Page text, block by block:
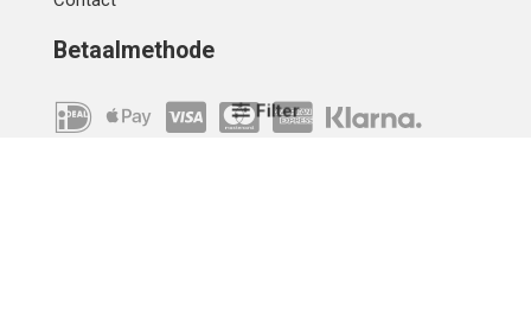
Filter
Betaalmethode